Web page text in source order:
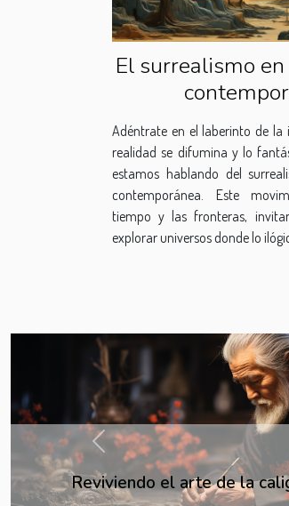
El surrealismo
Adéntrate en el laberinto de la
realidad se difumina y lo
estamos hablando del
contemporánea. Este
tiempo y las fronteras,
explorar universos donde lo
El impacto de las películas de
sociedad
Previous